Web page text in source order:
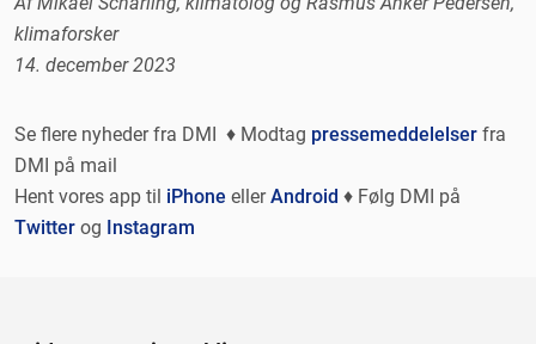
klimaforsker
14. december 2023
Se flere nyheder fra DMI ♦ Modtag pressemeddelelser fra
DMI på mail
Hent vores app til iPhone ellerAndroid ♦ Følg DMI på
Twitter og Instagram